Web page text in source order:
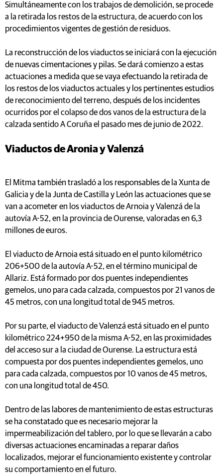
Simultáneamente con los trabajos de demolición, se procede
a la retirada los restos de la estructura, de acuerdo con los
procedimientos vigentes de gestión de residuos.
La reconstrucción de los viaductos se iniciará con la ejecución
de nuevas cimentaciones y pilas. Se dará comienzo a estas
actuaciones a medida que se vaya efectuando la retirada de
los restos de los viaductos actuales y los pertinentes estudios
de reconocimiento del terreno, después de los incidentes
ocurridos por el colapso de dos vanos de la estructura de la
calzada sentido A Coruña el pasado mes de junio de 2022.
Viaductos de Aronia y Valenzá
El Mitma también trasladó a los responsables de la Xunta de
Galicia y de la Junta de Castilla y León las actuaciones que se
van a acometer en los viaductos de Arnoia y Valenzá de la
autovía A-52, en la provincia de Ourense, valoradas en 6,3
millones de euros.
El viaducto de Arnoia está situado en el punto kilométrico
206+500 de la autovía A-52, en el término municipal de
Allariz. Está formado por dos puentes independientes
gemelos, uno para cada calzada, compuestos por 21 vanos de
45 metros, con una longitud total de 945 metros.
Por su parte, el viaducto de Valenzá está situado en el punto
kilométrico 224+950 de la misma A-52, en las proximidades
del acceso sur a la ciudad de Ourense. La estructura está
compuesta por dos puentes independientes gemelos, uno
para cada calzada, compuestos por 10 vanos de 45 metros,
con una longitud total de 450.
Dentro de las labores de mantenimiento de estas estructuras
se ha constatado que es necesario mejorar la
impermeabilización del tablero, por lo que se llevarán a cabo
diversas actuaciones encaminadas a reparar daños
localizados, mejorar el funcionamiento existente y controlar
su comportamiento en el futuro.